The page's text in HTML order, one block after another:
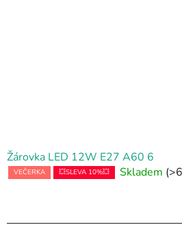
Žárovka LED 12W E27 A60 6
VEČERKA 💥SLEVA 10%💥 Skladem